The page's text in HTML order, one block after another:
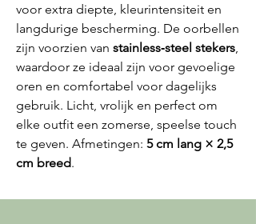
voor extra diepte, kleurintensiteit en
langdurige bescherming. De oorbellen
zijn voorzien van stainless‑steel stekers,
waardoor ze ideaal zijn voor gevoelige
oren en comfortabel voor dagelijks
gebruik. Licht, vrolijk en perfect om
elke outfit een zomerse, speelse touch
te geven. Afmetingen: 5 cm lang × 2,5
cm breed.